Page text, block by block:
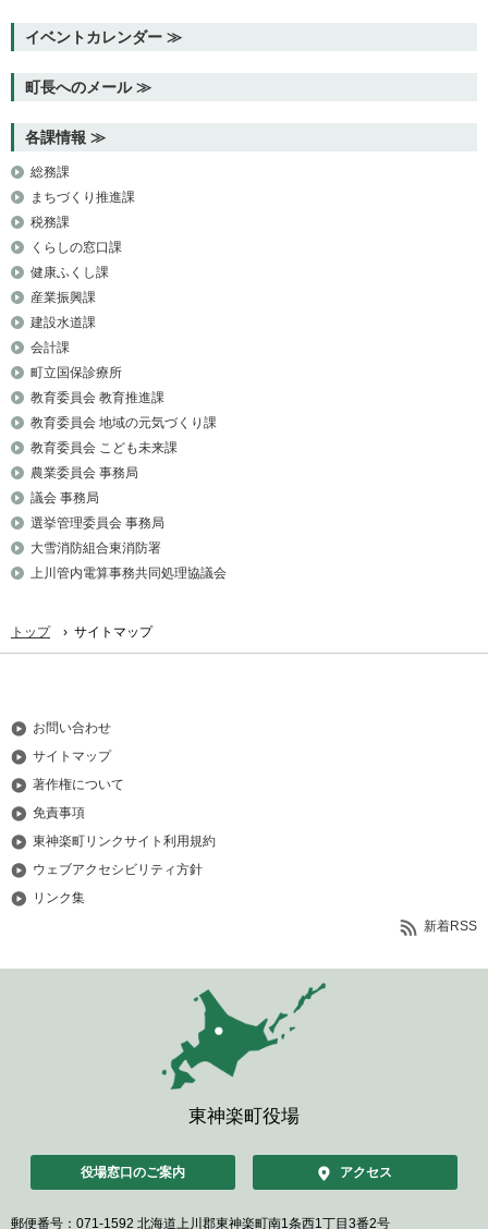
イベントカレンダー
町長へのメール
各課情報
総務課
まちづくり推進課
税務課
くらしの窓口課
健康ふくし課
産業振興課
建設水道課
会計課
町立国保診療所
教育委員会 教育推進課
教育委員会 地域の元気づくり課
教育委員会 こども未来課
農業委員会 事務局
議会 事務局
選挙管理委員会 事務局
大雪消防組合東消防署
上川管内電算事務共同処理協議会
トップ › サイトマップ
お問い合わせ
サイトマップ
著作権について
免責事項
東神楽町リンクサイト利用規約
ウェブアクセシビリティ方針
リンク集
新着RSS
東神楽町役場
役場窓口のご案内 アクセス
郵便番号：071-1592 北海道上川郡東神楽町南1条西1丁目3番2号